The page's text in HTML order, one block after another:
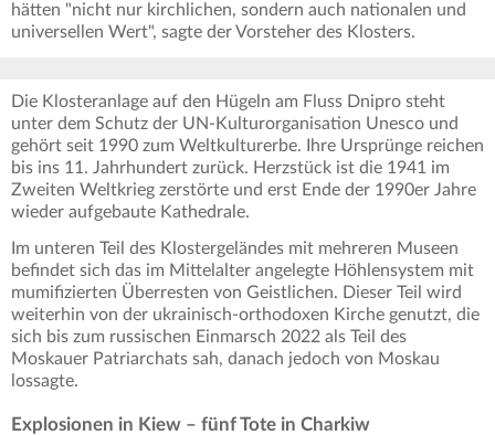
hätten "nicht nur kirchlichen, sondern auch nationalen und
universellen Wert", sagte der Vorsteher des Klosters.
Die Klosteranlage auf den Hügeln am Fluss Dnipro steht
unter dem Schutz der UN-Kulturorganisation Unesco und
gehört seit 1990 zum Weltkulturerbe. Ihre Ursprünge reichen
bis ins 11. Jahrhundert zurück. Herzstück ist die 1941 im
Zweiten Weltkrieg zerstörte und erst Ende der 1990er Jahre
wieder aufgebaute Kathedrale.
Im unteren Teil des Klostergeländes mit mehreren Museen
befindet sich das im Mittelalter angelegte Höhlensystem mit
mumifizierten Überresten von Geistlichen. Dieser Teil wird
weiterhin von der ukrainisch-orthodoxen Kirche genutzt, die
sich bis zum russischen Einmarsch 2022 als Teil des
Moskauer Patriarchats sah, danach jedoch von Moskau
lossagte.
Explosionen in Kiew – fünf Tote in Charkiw